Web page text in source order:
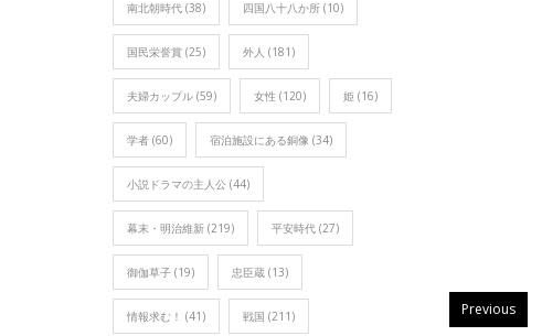
Previous
南北朝時代 (38) 四国八十八か所 (10)
国民栄誉賞 (25) 外人 (181)
夫婦カップル (59) 女性 (120) 姫 (16)
学者 (60) 宿泊施設にある銅像 (34)
小説ドラマの主人公 (44)
幕末・明治維新 (219) 平安時代 (27)
御伽草子 (19) 忠臣蔵 (13)
情報求む！ (41) 戦国 (211)